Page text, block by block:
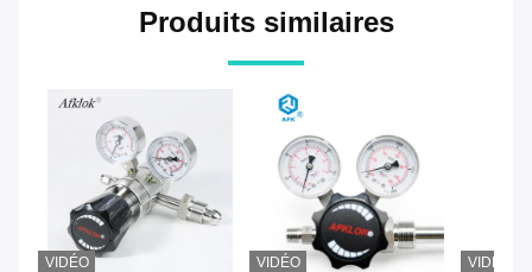
Produits similaires
VIDÉO VIDÉO VIDÉO